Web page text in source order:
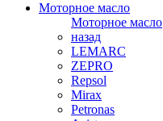
Моторное масло
Моторное масло
назад
LEMARC
ZEPRO
Repsol
Mirax
Petronas